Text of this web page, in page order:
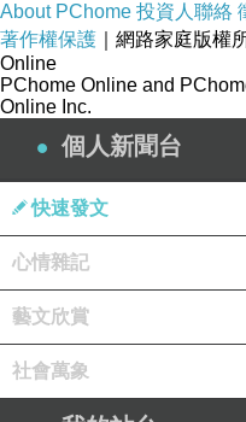
About PChome 投資人聯絡
著作權保護 ｜網路家庭版權
Online
PChome Online and
Online Inc.
個人新聞台
快速發文
心情雜記
藝文欣賞
社會萬象